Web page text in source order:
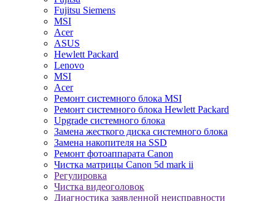
Fujitsu Siemens
MSI
Acer
ASUS
Hewlett Packard
Lenovo
MSI
Acer
Ремонт системного блока MSI
Ремонт системного блока Hewlett Packard
Upgrade системного блока
Замена жесткого диска системного блока
Замена накопителя на SSD
Ремонт фотоаппарата Canon
Чистка матрицы Canon 5d mark ii
Регулировка
Чистка видеоголовок
Диагностика заявленной неисправности